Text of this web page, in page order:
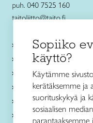
puh. 040 7525 160
taitoliitto@taito.fi
Käsityökurssit ja
Ajankohtaista
Käsityöohjeet
Me olemme Taito
Paikallinen toiminta
Verkkokaupat
Sopiiko
käyttö?
Käytämme
kerätäksemme ja
suorituskykyä ja
sosiaalisen